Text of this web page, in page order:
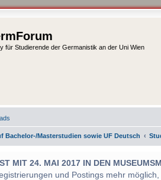
für Studierende der Germanistik an der Uni Wien
Bachelor-/Masterstudien sowie UF Deutsch
MIT 24. MAI 2017 IN DEN
und Postings mehr möglich,